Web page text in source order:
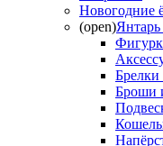
Новогодние
(open)Янтарь
Брелки
Броши